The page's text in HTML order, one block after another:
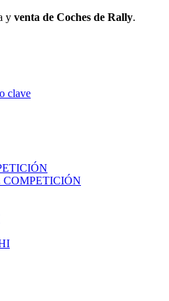
y venta de Coches de Rally.
clave